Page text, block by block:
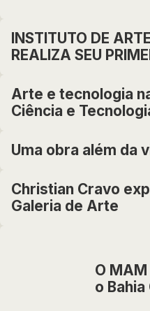
INSTITUTO DE
REALIZA SEU
Arte e tecnologia
Ciência e
Uma obra além da
Christian Cravo
Galeria de Arte
O
o